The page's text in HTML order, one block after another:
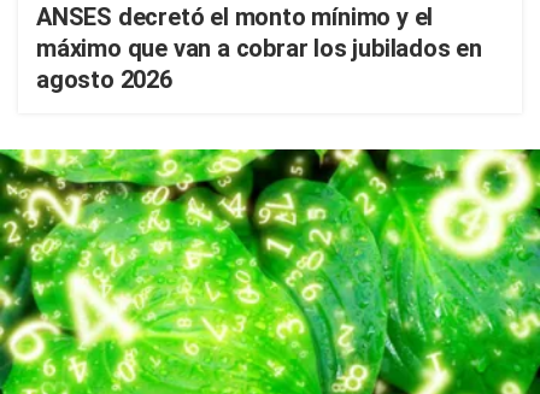
ANSES decretó el monto mínimo y el
máximo que van a cobrar los jubilados en
agosto 2026